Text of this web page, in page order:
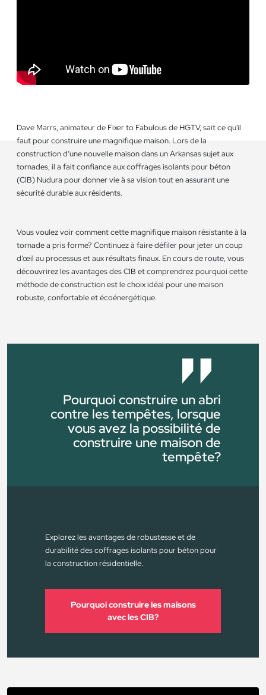
Dave Marrs, animateur de Fixer to Fabulous de HGTV, sait ce qu'il
faut pour construire une magnifique maison. Lors de la
construction d’une nouvelle maison dans un Arkansas sujet aux
tornades, il a fait confiance aux coffrages isolants pour béton
(CIB) Nudura pour donner vie à sa vision tout en assurant une
sécurité durable aux résidents.
Vous voulez voir comment cette magnifique maison résistante à la
tornade a pris forme? Continuez à faire défiler pour jeter un coup
d’œil au processus et aux résultats finaux. En cours de route, vous
découvrirez les avantages des CIB et comprendrez pourquoi cette
méthode de construction est le choix idéal pour une maison
robuste, confortable et écoénergétique.
Pourquoi construire un abri
contre les tempêtes, lorsque
vous avez la possibilité de
construire une maison de
tempête?
Explorez les avantages de robustesse et de
durabilité des coffrages isolants pour béton pour
la construction résidentielle.
Pourquoi construire les maisons
avec les CIB?